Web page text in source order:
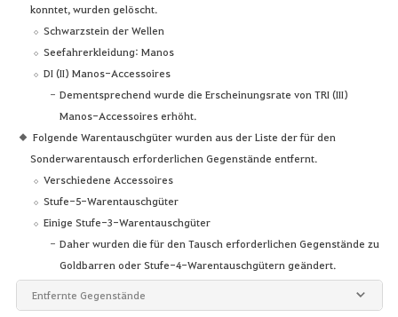
konntet, wurden gelöscht.
Schwarzstein der Wellen
Seefahrerkleidung: Manos
DI (II) Manos-Accessoires
Dementsprechend wurde die Erscheinungsrate von TRI (III)
Manos-Accessoires erhöht.
Folgende Warentauschgüter wurden aus der Liste der für den
Sonderwarentausch erforderlichen Gegenstände entfernt.
Verschiedene Accessoires
Stufe-5-Warentauschgüter
Einige Stufe-3-Warentauschgüter
Daher wurden die für den Tausch erforderlichen Gegenstände zu
Goldbarren oder Stufe-4-Warentauschgütern geändert.
Entfernte Gegenstände